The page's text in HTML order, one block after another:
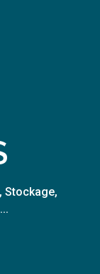
Stockage,